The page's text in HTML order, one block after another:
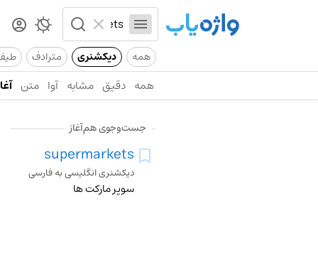
همه دیکشنری مترادف
همه دقیق مشابه آوا متن
جست‌وجوی هم‌آغاز
supermarkets
دیکشنری انگلیسی به فارسی
سوپر مارکت ها